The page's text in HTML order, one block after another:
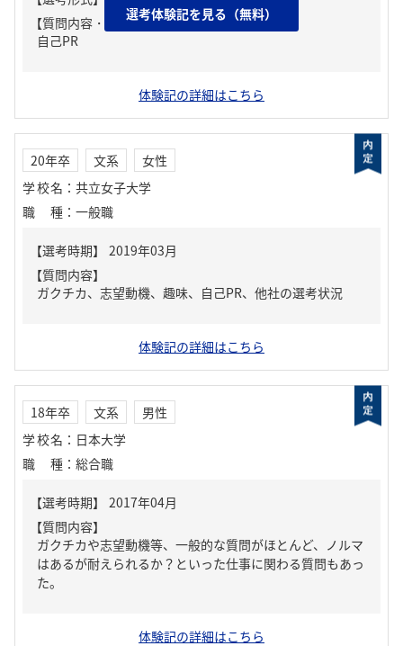
【質問内容・課題】
自己PR
選考体験記を見る（無料）
体験記の詳細はこちら
20年卒 文系
女性
学校名 ： 共立女子大学
職種 ： 一般職
【質問内容】
ガクチカ、志望動機、趣味、自己PR、他社の選考状況
体験記の詳細はこちら
18年卒 文系
男性
学校名 ： 日本大学
職種 ： 総合職
【質問内容】
ガクチカや志望動機等、一般的な質問がほとんど、ノルマ
はあるが耐えられるか？といった仕事に関わる質問もあっ
た。
体験記の詳細はこちら